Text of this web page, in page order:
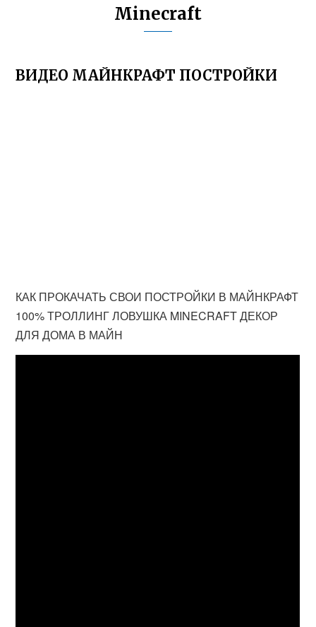
Minecraft
ВИДЕО МАЙНКРАФТ ПОСТРОЙКИ
КАК ПРОКАЧАТЬ СВОИ ПОСТРОЙКИ В МАЙНКРАФТ
100% ТРОЛЛИНГ ЛОВУШКА MINECRAFT ДЕКОР
ДЛЯ ДОМА В МАЙН